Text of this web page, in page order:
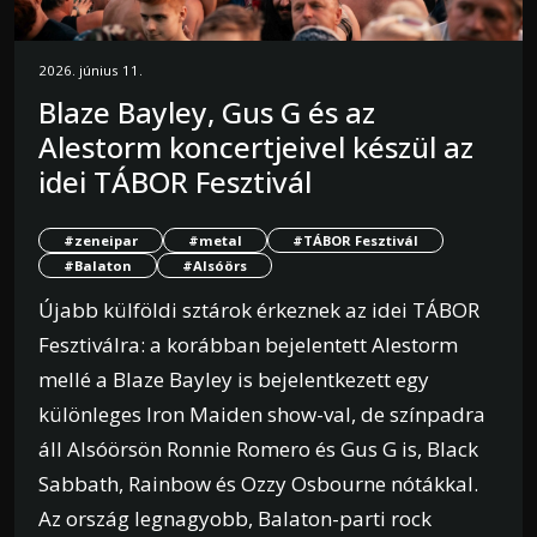
2026. június 11.
Blaze Bayley, Gus G és az
Alestorm koncertjeivel készül az
idei TÁBOR Fesztivál
#zeneipar #metal
#TÁBOR Fesztivál
#Balaton
#Alsóörs
Újabb külföldi sztárok érkeznek az idei TÁBOR
Fesztiválra: a korábban bejelentett Alestorm
mellé a Blaze Bayley is bejelentkezett egy
különleges Iron Maiden show-val, de színpadra
áll Alsóörsön Ronnie Romero és Gus G is, Black
Sabbath, Rainbow és Ozzy Osbourne nótákkal.
Az ország legnagyobb, Balaton-parti rock